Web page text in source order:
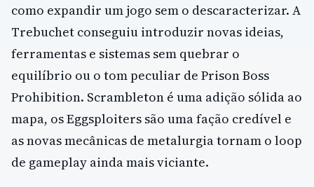
como expandir um jogo sem o descaracterizar. A
Trebuchet conseguiu introduzir novas ideias,
ferramentas e sistemas sem quebrar o
equilíbrio ou o tom peculiar de Prison Boss
Prohibition. Scrambleton é uma adição sólida ao
mapa, os Eggsploiters são uma fação credível e
as novas mecânicas de metalurgia tornam o loop
de gameplay ainda mais viciante.